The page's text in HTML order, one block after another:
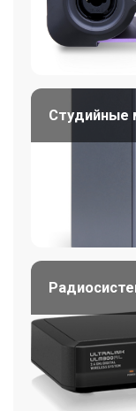
Студийные